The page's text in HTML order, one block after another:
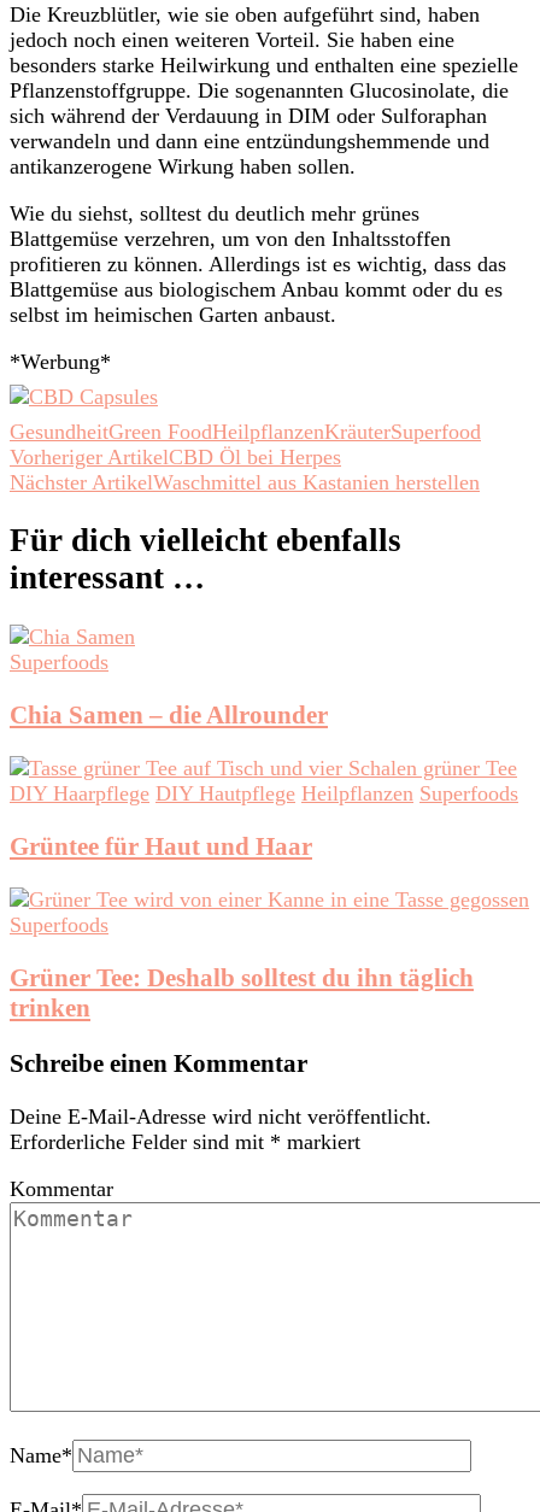
Die Kreuzblütler, wie sie oben aufgeführt sind, haben
jedoch noch einen weiteren Vorteil. Sie haben eine
besonders starke Heilwirkung und enthalten eine spezielle
Pflanzenstoffgruppe. Die sogenannten Glucosinolate, die
sich während der Verdauung in DIM oder Sulforaphan
verwandeln und dann eine entzündungshemmende und
antikanzerogene Wirkung haben sollen.
Wie du siehst, solltest du deutlich mehr grünes
Blattgemüse verzehren, um von den Inhaltsstoffen
profitieren zu können. Allerdings ist es wichtig, dass das
Blattgemüse aus biologischem Anbau kommt oder du es
selbst im heimischen Garten anbaust.
*Werbung*
GesundheitGreen FoodHeilpflanzenKräuterSuperfood
Beitragsnavigation
Vorheriger ArtikelCBD Öl bei Herpes
Nächster ArtikelWaschmittel aus Kastanien herstellen
Für dich vielleicht ebenfalls
interessant …
Superfoods
Chia Samen – die Allrounder
DIY Haarpflege DIY Hautpflege Heilpflanzen Superfoods
Grüntee für Haut und Haar
Superfoods
Grüner Tee: Deshalb solltest du ihn täglich
trinken
Schreibe einen Kommentar
Deine E-Mail-Adresse wird nicht veröffentlicht.
Erforderliche Felder sind mit * markiert
Kommentar
Name*